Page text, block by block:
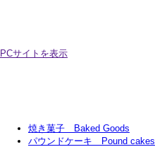
PCサイトを表示
焼き菓子 Baked Goods
パウンドケーキ Pound cakes